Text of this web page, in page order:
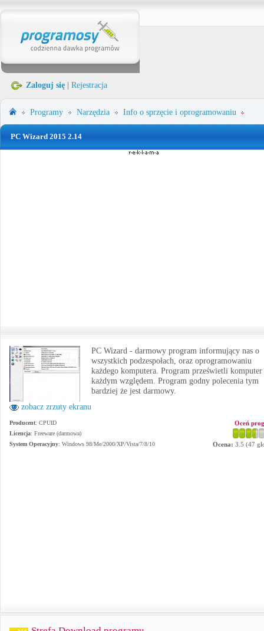
Zaloguj się Rejestracja
Programy Narzędzia Info o sprzęcie i oprogramowaniu
PC Wizard 2015 2.14
zobacz zrzuty ekranu
PC Wizard - darmowy program informujący nas o
wszystkich podzespołach, oraz oprogramowaniu
każdego komputera. Program prześwietli komputer
każdym względem. Program godny polecenia tym
bardziej że jest darmowy.
Producent: CPUID
Licencja: Freeware (darmowa)
System Operacyjny: Windows 98/Me/2000/XP/Vista/7/8/10
Oceń
Ocena: 3.5 (47